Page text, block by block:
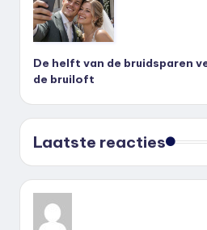
De helft van de bruidsparen
de bruiloft
Laatste reacties